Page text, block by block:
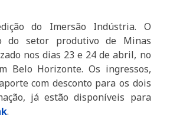
do Imersão Indústria. O
do setor produtivo de Minas
nos dias 23 e 24 de abril, no
Belo Horizonte. Os ingressos,
com desconto para os dois
já estão disponíveis para
.